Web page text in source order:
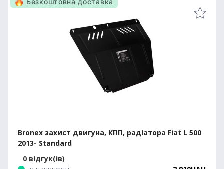
Bronex захист двигуна, КПП, радіатора Fiat L 500
2013- Standard
0 відгук(ів)
Безкоштовна доставка